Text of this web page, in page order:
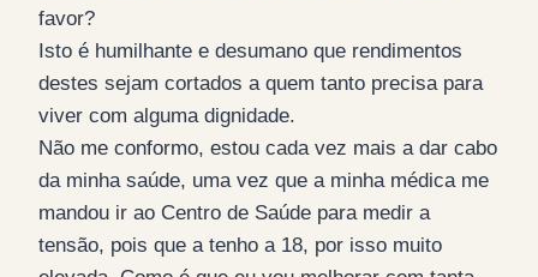
favor?
Isto é humilhante e desumano que rendimentos
destes sejam cortados a quem tanto precisa para
viver com alguma dignidade.
Não me conformo, estou cada vez mais a dar cabo
da minha saúde, uma vez que a minha médica me
mandou ir ao Centro de Saúde para medir a
tensão, pois que a tenho a 18, por isso muito